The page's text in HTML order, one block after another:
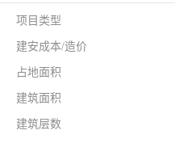
项目类型
建安成本/造价
占地面积
建筑面积
建筑层数